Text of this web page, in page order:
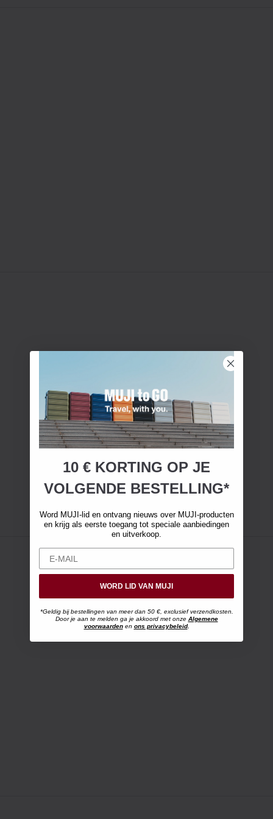
10 € KORTING OP JE
VOLGENDE BESTELLING*
Word MUJI-lid en ontvang nieuws over MUJI-producten
en krijg als eerste toegang tot speciale aanbiedingen
en uitverkoop.
WORD LID VAN MUJI
*Geldig bij bestellingen van meer dan 50 €, exclusief verzendkosten.
Door je aan te melden ga je akkoord met onze Algemene
voorwaardenen ons privacybeleid.